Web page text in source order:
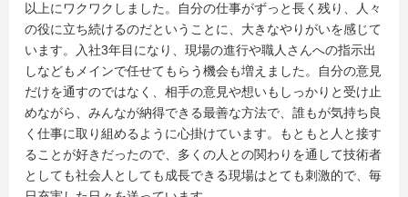
以上にワクワクしました。自分の仕事がずっと長く残り、人々
の役に立ち続けるのだということに、大きなやりがいを感じて
います。入社3年目になり、現場の進行や職人さんへの指示出
しなどもメインで任せてもらう機会も増えました。自分の意見
だけを通すのではなく、相手の意見や想いもしっかりと受け止
めながら、みんなが納得できる最善な方法で、誰もが気持ち良
く仕事に取り組めるように心掛けています。もともと人と接す
ることが好きだったので、多くの人との関わりを通して技術者
としても社会人としても成長できる現場はとても刺激的で、毎